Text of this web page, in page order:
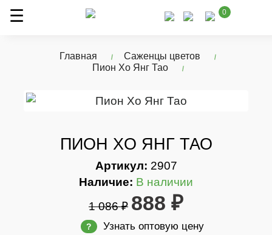
0
Главная
Саженцы цветов
Пион Xо Янг Тао
ПИОН XО ЯНГ ТАО
Артикул: 2907
Наличие: В наличии
1 086 ₽ 888 ₽
? Узнать оптовую цену